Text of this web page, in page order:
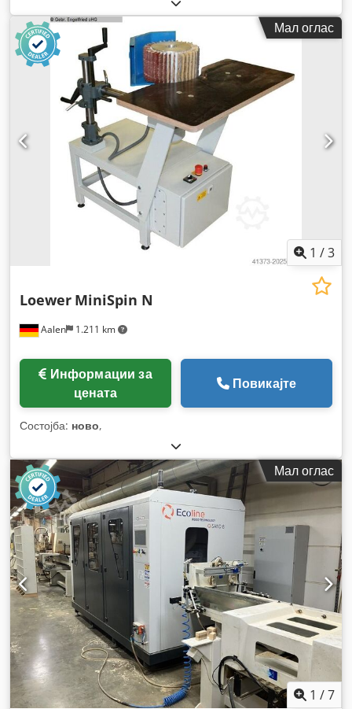
Мал оглас
1 /3
Aalen 1.211 km
Loewer MiniSpin N
цената
Повикајте
Состојба: ново,
Мал оглас
1 /7